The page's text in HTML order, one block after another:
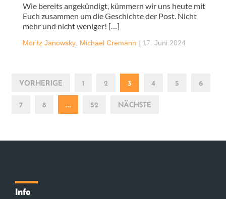
Wie bereits angekündigt, kümmern wir uns heute mit
Euch zusammen um die Geschichte der Post. Nicht
mehr und nicht weniger! […]
Moritz Janowsky Michael Cremann | 17. Juni 2024
VORHERIGE 1 2 3 4 5 6
7 8 … 52 NÄCHSTE
Info